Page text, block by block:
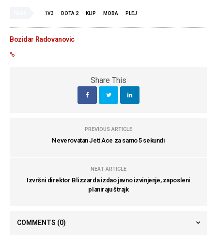
1V3 DOTA 2 KLIP MOBA PLEJ
Bozidar Radovanovic
Share This
PREVIOUS ARTICLE
Neverovatan Jett Ace za samo 5 sekundi
NEXT ARTICLE
Izvršni direktor Blizzarda izdao javno izvinjenje, zaposleni
planiraju štrajk
COMMENTS (0)